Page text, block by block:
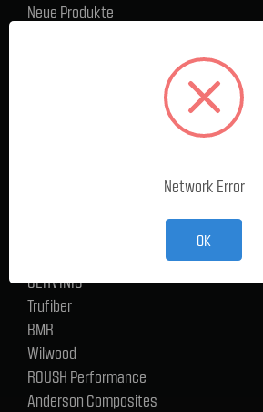
Neue Produkte
Versand und Zahlungsbedingungen
Ford Performance Racing Parts
CERVINIS
Trufiber
BMR
Wilwood
ROUSH Performance
Anderson Composites
Network Error
OK